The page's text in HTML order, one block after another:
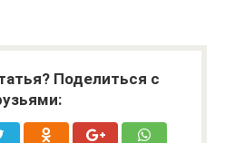
Поделиться с